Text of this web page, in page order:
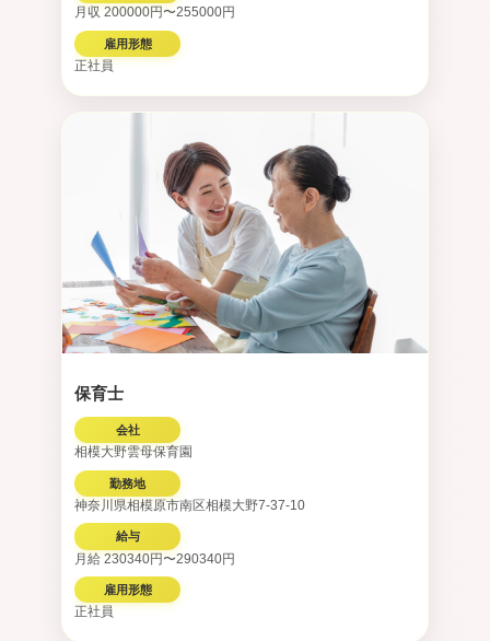
月収 200000円〜255000円
雇用形態
正社員
保育士
会社
相模大野雲母保育園
勤務地
神奈川県相模原市南区相模大野7-37-10
給与
月給 230340円〜290340円
雇用形態
正社員